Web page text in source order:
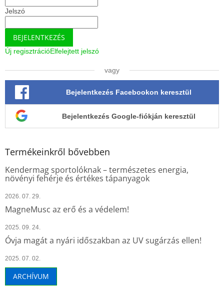
Jelszó
BEJELENTKEZÉS
Új regisztrációElfelejtett jelszó
vagy
Bejelentkezés Facebookon keresztül
Bejelentkezés Google-fiókján keresztül
Termékeinkről bővebben
Kendermag sportolóknak – természetes energia,
növényi fehérje és értékes tápanyagok
2026. 07. 29.
MagneMusc az erő és a védelem!
2025. 09. 24.
Óvja magát a nyári időszakban az UV sugárzás ellen!
2025. 07. 02.
ARCHÍVUM